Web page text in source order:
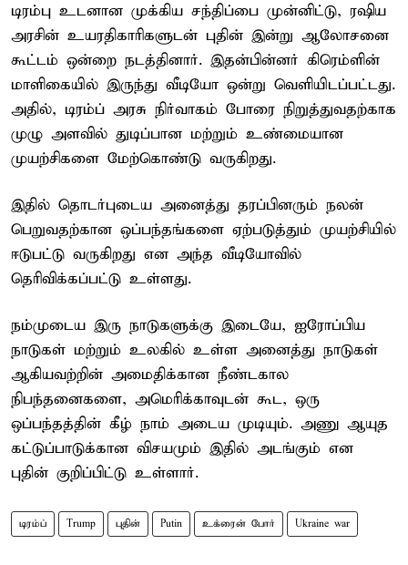
டிரம்பு உடனான முக்கிய சந்திப்பை முன்னிட்டு, ரஷிய
அரசின் உயரதிகாரிகளுடன் புதின் இன்று ஆலோசனை
கூட்டம் ஒன்றை நடத்தினார். இதன்பின்னர் கிரெம்ளின்
மாளிகையில் இருந்து வீடியோ ஒன்று வெளியிடப்பட்டது.
அதில், டிரம்ப் அரசு நிர்வாகம் போரை நிறுத்துவதற்காக
முழு அளவில் துடிப்பான மற்றும் உண்மையான
முயற்சிகளை மேற்கொண்டு வருகிறது.
இதில் தொடர்புடைய அனைத்து தரப்பினரும் நலன்
பெறுவதற்கான ஒப்பந்தங்களை ஏற்படுத்தும் முயற்சியில்
ஈடுபட்டு வருகிறது என அந்த வீடியோவில்
தெரிவிக்கப்பட்டு உள்ளது.
நம்முடைய இரு நாடுகளுக்கு இடையே, ஐரோப்பிய
நாடுகள் மற்றும் உலகில் உள்ள அனைத்து நாடுகள்
ஆகியவற்றின் அமைதிக்கான நீண்டகால
நிபந்தனைகளை, அமெரிக்காவுடன் கூட, ஒரு
ஒப்பந்தத்தின் கீழ் நாம் அடைய முடியும். அணு ஆயுத
கட்டுப்பாடுக்கான விசயமும் இதில் அடங்கும் என
புதின் குறிப்பிட்டு உள்ளார்.
டிரம்ப் Trump புதின் Putin உக்ரைன் போர் Ukraine war